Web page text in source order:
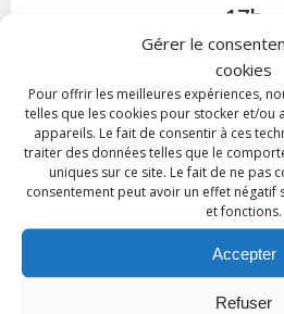
Gérer le
cookies
Pour offrir les meilleures expériences,
telles que les cookies pour stocker et/ou
appareils. Le fait de consentir à ces
traiter des données telles que le
uniques sur ce site. Le fait de ne pas
consentement peut avoir un effet négatif
et fonctions.
Accepter
Refuser
17h
Le 5 novembre 2024 d
Lerebourg, le concepteur de
présentation du nouveau
2025 » […]
Read
Agenda
Les